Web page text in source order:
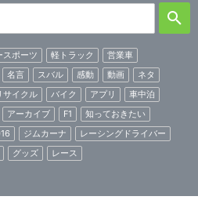
スポーツ 軽トラック
営業車
名言 スバル 感動 動画
ネタ
サイクル バイク アプリ
車中泊
アーカイブ F1
知っておきたい
ジムカーナ
レーシングドライバー
グッズ レース